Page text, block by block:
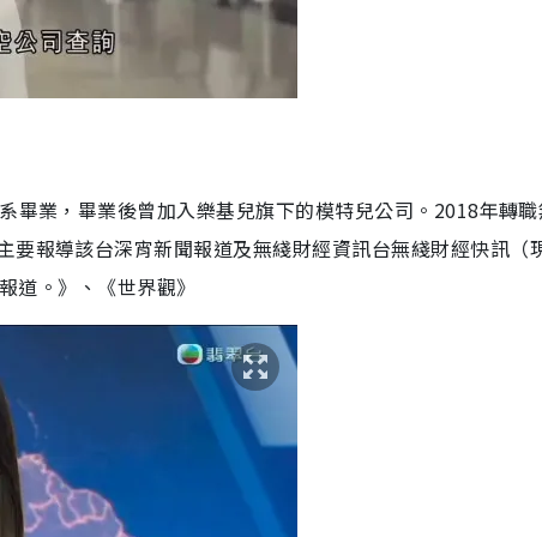
畢業，畢業後曾加入樂基兒旗下的模特兒公司。2018年轉
要報導該台深宵新聞報道及無綫財經資訊台無綫財經快訊（
道。》、《世界觀》